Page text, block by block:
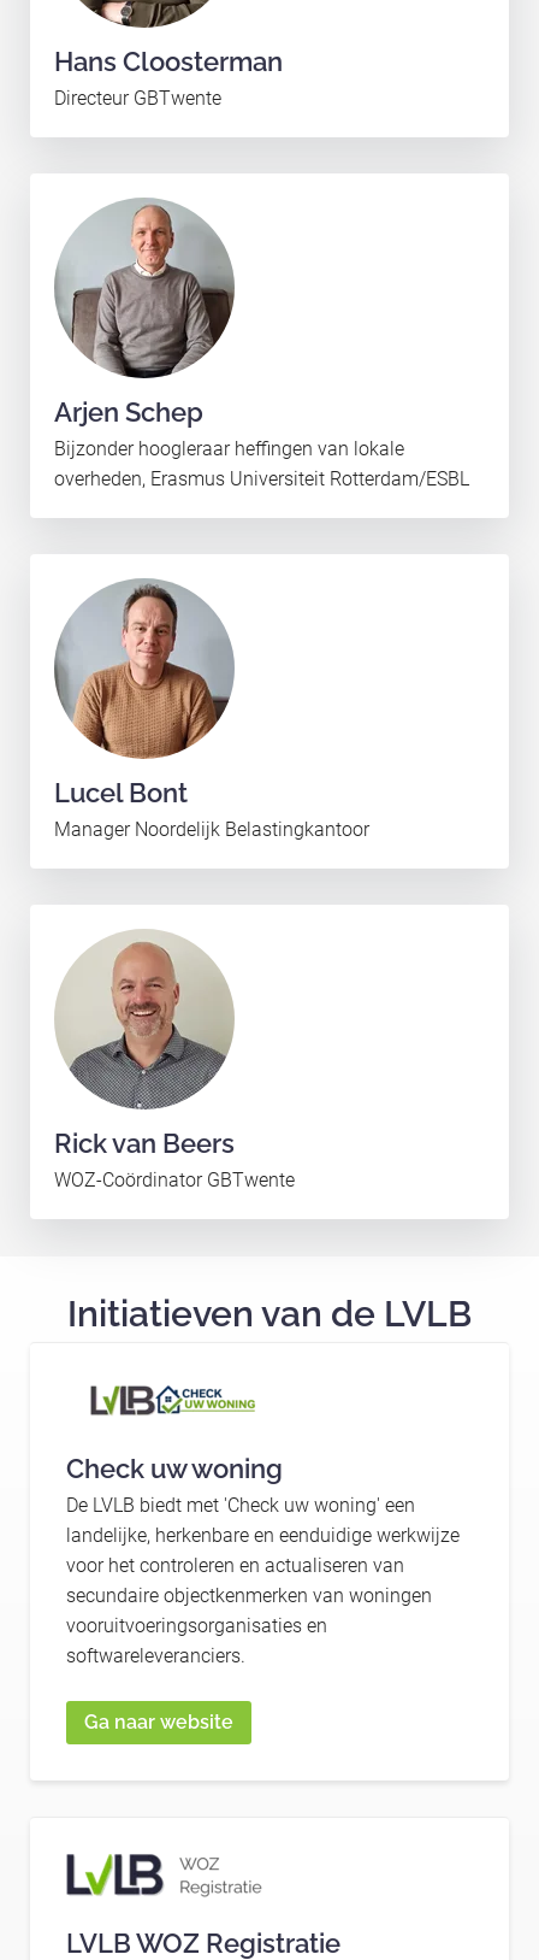
Hans Cloosterman
Directeur GBTwente
Arjen Schep
Bijzonder hoogleraar heffingen van lokale
overheden, Erasmus Universiteit Rotterdam/ESBL
Lucel Bont
Manager Noordelijk Belastingkantoor
Rick van Beers
WOZ-Coördinator GBTwente
Initiatieven van de LVLB
Check uw woning
De LVLB biedt met 'Check uw woning' een
landelijke, herkenbare en eenduidige werkwijze
voor het controleren en actualiseren van
secundaire objectkenmerken van woningen
vooruitvoeringsorganisaties en
softwareleveranciers.
Ga naar website
LVLB WOZ Registratie